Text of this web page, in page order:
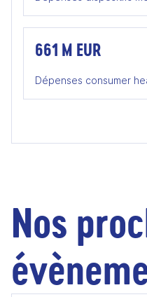
661 M EUR
Dépenses consumer
Nos